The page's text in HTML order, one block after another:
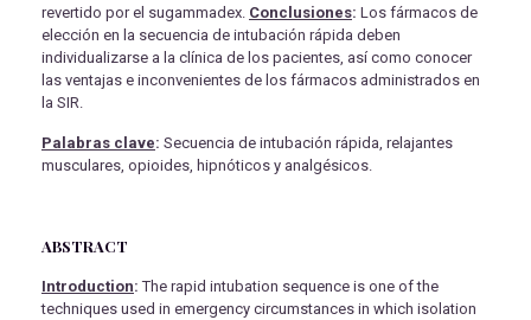
revertido por el sugammadex. Conclusiones: Los fármacos de
elección en la secuencia de intubación rápida deben
individualizarse a la clínica de los pacientes, así como conocer
las ventajas e inconvenientes de los fármacos administrados en
la SIR.
Palabras clave: Secuencia de intubación rápida, relajantes
musculares, opioides, hipnóticos y analgésicos.
ABSTRACT
Introduction: The rapid intubation sequence is one of the
techniques used in emergency circumstances in which isolation